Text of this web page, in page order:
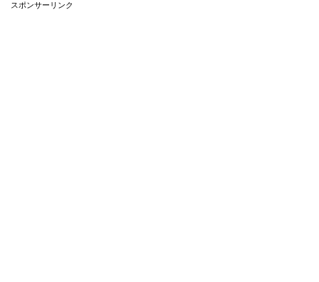
スポンサーリンク